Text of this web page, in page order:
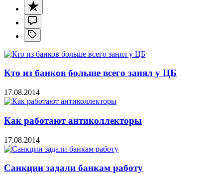
Кто из банков больше всего занял у ЦБ
17.08.2014
Как работают антиколлекторы
17.08.2014
Санкции задали банкам работу